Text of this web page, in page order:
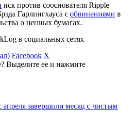
иск против сооснователя Ripple
Гарлингхауса с обвинениями в
о ценных бумагах.
в социальных сетях
Facebook X
Выделите ее и нажмите
завершили месяц с чистым